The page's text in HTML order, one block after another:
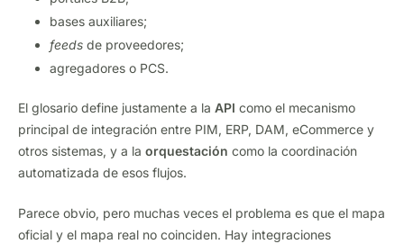
bases auxiliares;
feeds de proveedores;
agregadores o PCS.
El glosario define justamente a la API como el mecanismo
principal de integración entre PIM, ERP, DAM, eCommerce y
otros sistemas, y a la orquestación como la coordinación
automatizada de esos flujos.
Parece obvio, pero muchas veces el problema es que el mapa
oficial y el mapa real no coinciden. Hay integraciones